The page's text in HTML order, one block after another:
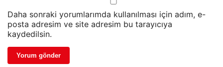
Daha sonraki yorumlarımda kullanılması için adım, e-
posta adresim ve site adresim bu tarayıcıya
kaydedilsin.